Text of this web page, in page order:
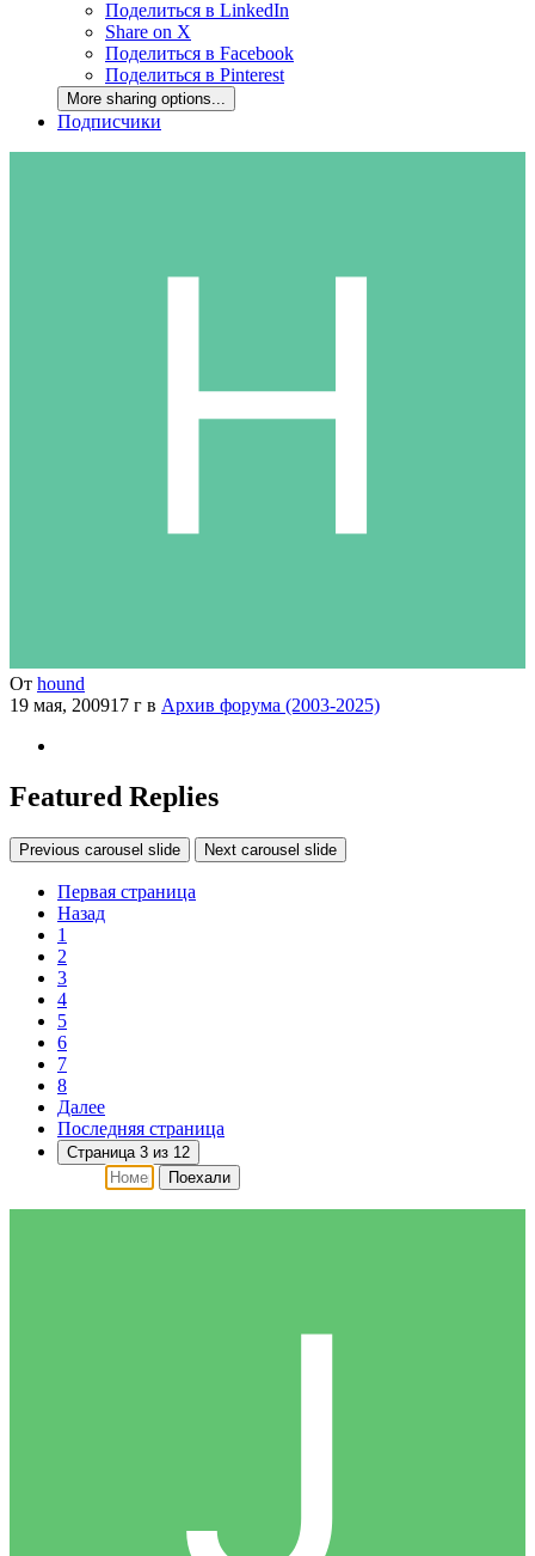
Поделиться в LinkedIn
Share on X
Поделиться в Facebook
Поделиться в Pinterest
More sharing options...
Подписчики
От hound
19 мая, 200917 г в Архив форума (2003-2025)
Featured Replies
Previous carousel slide Next carousel slide
Первая страница
Назад
1
2
3
4
5
6
7
8
Далее
Последняя страница
Страница 3 из 12
Поехали